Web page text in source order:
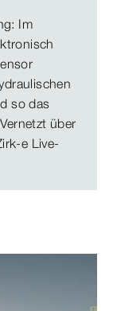
Im
so das
über
e Live-